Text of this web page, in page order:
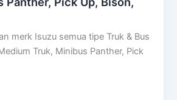
merk Isuzu semua tipe Truk & Bus
Truk, Minibus Panther, Pick